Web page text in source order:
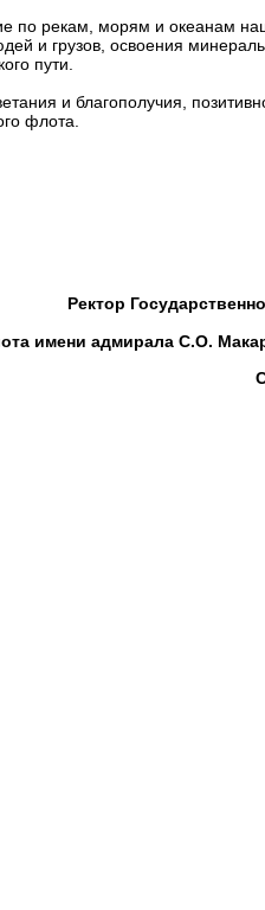
по рекам, морям и океанам
и грузов, освоения
пути.
и благополучия,
флота.
Ректор
имени адмирала С.О.